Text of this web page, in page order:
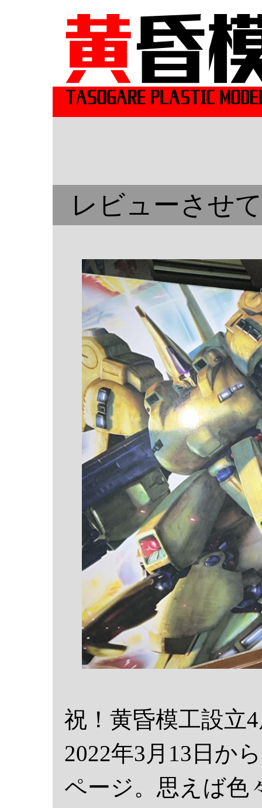
レビューさせ
祝！黄昏模工設立
2022年3月13日か
ページ。思えば色